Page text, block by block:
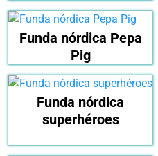
Funda nórdica Pepa
Pig
Funda nórdica
superhéroes